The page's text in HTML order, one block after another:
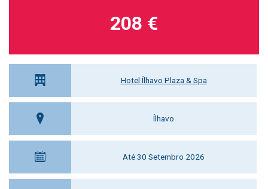
Hotel Ílhavo Plaza & Spa
Ílhavo
Até 30 Setembro 2026
208 €